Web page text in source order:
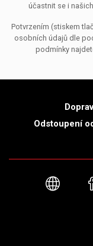
účastnit se i
Potvrzením (stiskem
osobních údajů dle
podmínky
Odstoupení